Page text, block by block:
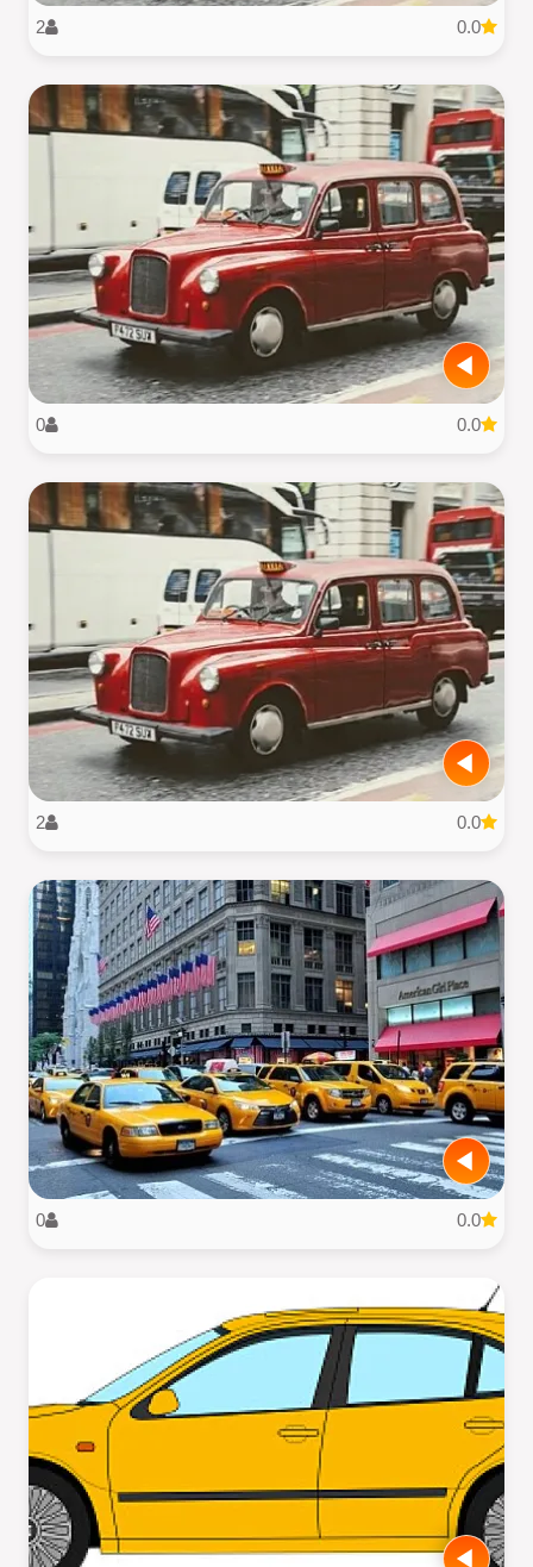
0.0
2
0.0
0
0.0
2
0.0
0